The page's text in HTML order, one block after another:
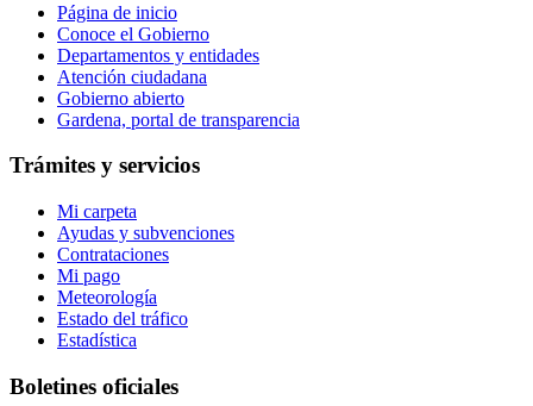
Página de inicio
Conoce el Gobierno
Departamentos y entidades
Atención ciudadana
Gobierno abierto
Gardena, portal de transparencia
Trámites y servicios
Mi carpeta
Ayudas y subvenciones
Contrataciones
Mi pago
Meteorología
Estado del tráfico
Estadística
Boletines oficiales